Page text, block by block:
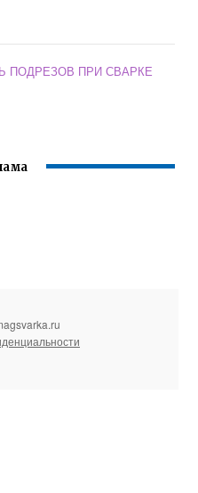
ПОДРЕЗОВ ПРИ СВАРКЕ